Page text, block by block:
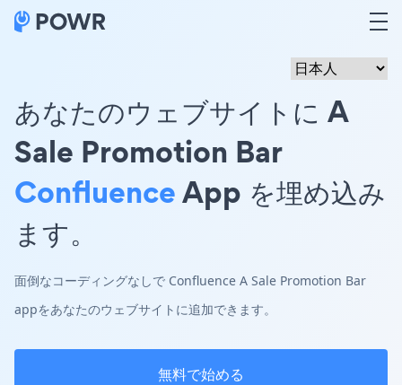
あなたのウェブサイトに A
Sale Promotion Bar
ConfluenceApp を埋め込み
ます。
面倒なコーディングなしで Confluence A Sale Promotion Bar
appをあなたのウェブサイトに追加できます。
無料で始める